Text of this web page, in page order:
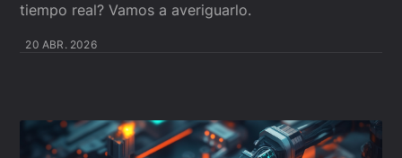
tiempo real? Vamos a averiguarlo.
20 ABR. 2026